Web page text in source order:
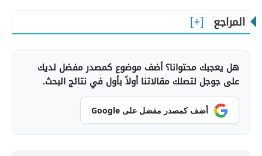
المراجع
هل يعجبك محتوانا؟ أضف موضوع كمصدر مفضل لديك
على جوجل لتصلك مقالاتنا أولاً بأول في نتائج البحث.
أضف كمصدر مفضل على Google